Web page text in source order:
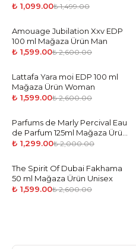
₺ 1,099.00₺ 1,499.00
-39%
Amouage Jubilation Xxv EDP
100 ml Mağaza Ürün Man
₺ 1,599.00₺ 2,600.00
-39%
Lattafa Yara moi EDP 100 ml
Mağaza Ürün Woman
₺ 1,599.00₺ 2,600.00
-35%
Parfums de Marly Percival Eau
de Parfum 125ml Mağaza Ürün
Man
₺ 1,299.00₺ 2,000.00
-39%
The Spirit Of Dubai Fakhama
50 ml Mağaza Ürün Unisex
₺ 1,599.00₺ 2,600.00